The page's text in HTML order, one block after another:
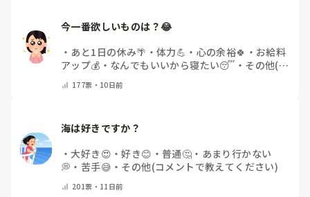
今一番欲しいものは？😂
・ あと1日の休み🌴 ・ 体力💪 ・ 心の余裕🍀 ・ お給料
アップ💰 ・ なんでもいいから寝たい😴 ・ その他(コ
177票・ 10日前
海は好きですか？
・大好き😍 ・好き😊 ・ 普通🤔 ・ あまり行かない
💭 ・ 苦手😅 ・ その他(コメントで教えてください)
201票・ 11日前